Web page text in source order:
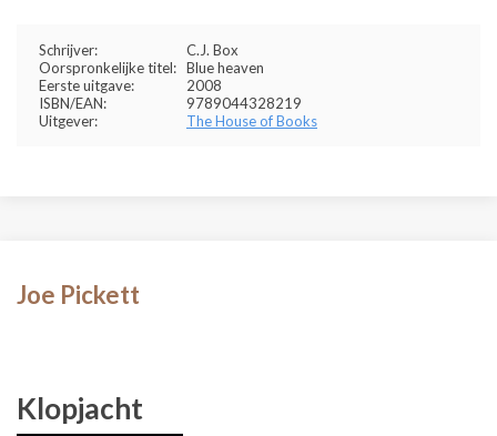
Schrijver:
C.J. Box
Oorspronkelijke titel: Blue heaven
Eerste uitgave:
2008
ISBN/EAN:
9789044328219
Uitgever:
The House of Books
Joe Pickett
Klopjacht